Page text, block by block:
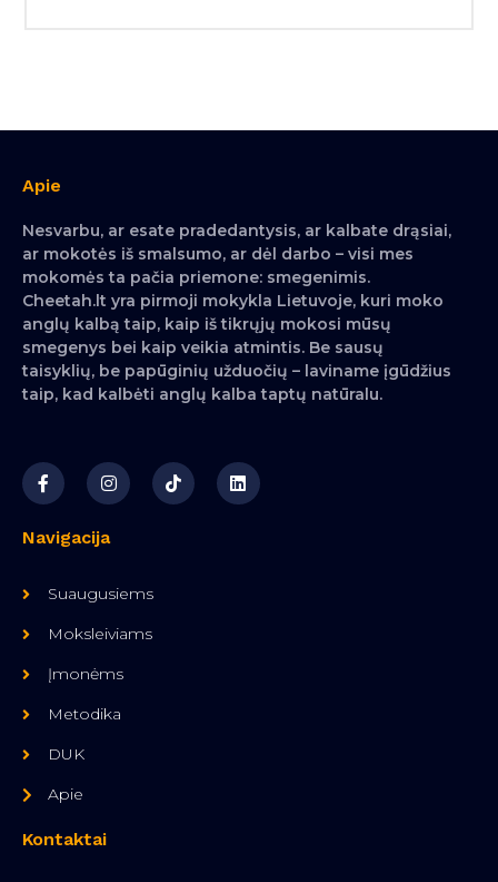
Apie
Nesvarbu, ar esate pradedantysis, ar kalbate drąsiai,
ar mokotės iš smalsumo, ar dėl darbo – visi mes
mokomės ta pačia priemone: smegenimis.
Cheetah.lt yra pirmoji mokykla Lietuvoje, kuri moko
anglų kalbą taip, kaip iš tikrųjų mokosi mūsų
smegenys bei kaip veikia atmintis. Be sausų
taisyklių, be papūginių užduočių – laviname įgūdžius
taip, kad kalbėti anglų kalba taptų natūralu.
Navigacija
Suaugusiems
Moksleiviams
Įmonėms
Metodika
DUK
Apie
Kontaktai